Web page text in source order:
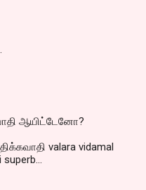
ஆயிட்டேனோ?
valara vidamal